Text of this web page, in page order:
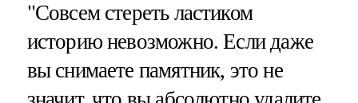
"Совсем стереть ластиком
историю невозможно. Если даже
вы снимаете памятник, это не